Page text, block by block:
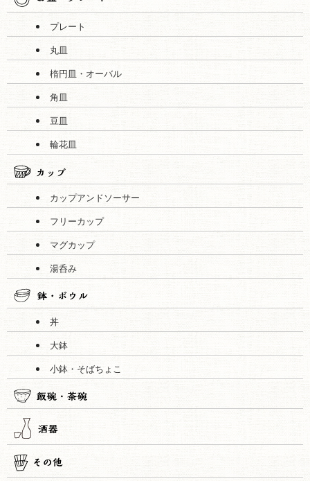
プレート
丸皿
楕円皿・オーバル
角皿
豆皿
輪花皿
カップアンドソーサー
フリーカップ
マグカップ
湯呑み
丼
大鉢
小鉢・そばちょこ